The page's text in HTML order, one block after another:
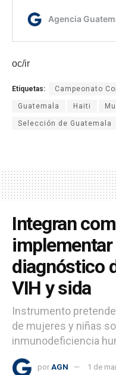
oc/ir
Etiquetas: Campeonato
Guatemala Haiti
Selección de Guatemala
Integran
diagnóstico
VIH y sida
Instrumento
de mujeres y niñas
inmunodeficiencia
por AGN 1 de